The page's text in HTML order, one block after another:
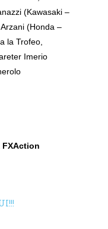
(Kawasaki –
(Honda –
la Trofeo,
Imerio